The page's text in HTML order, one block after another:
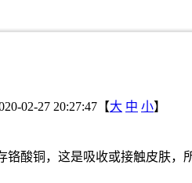
02-27 20:27:47【大 中 小】
铬酸铜，这是吸收或接触皮肤，